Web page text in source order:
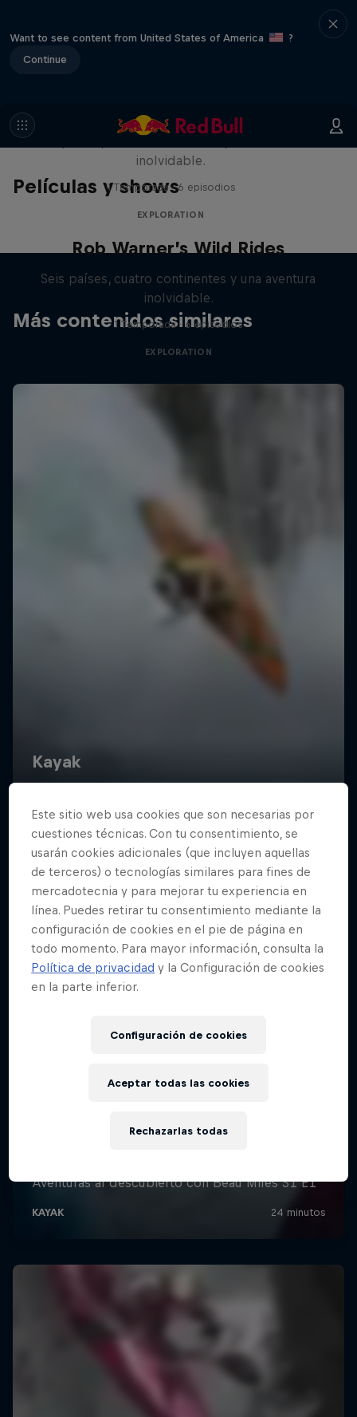
Want to see content from United States of America
?
Continue
Películas y shows
Rob Warner’s Wild Rides
inolvidable.
1 Temporada · 6 episodios
EXPLORATION
Más contenidos similares
Rob Warner’s Wild Rides
Seis países, cuatro continentes y una aventura
inolvidable.
1 Temporada · 6 episodios
EXPLORATION
Este sitio web usa cookies que son necesarias por
cuestiones técnicas. Con tu consentimiento, se
usarán cookies adicionales (que incluyen aquellas
de terceros) o tecnologías similares para fines de
mercadotecnia y para mejorar tu experiencia en
línea. Puedes retirar tu consentimiento mediante la
configuración de cookies en el pie de página en
todo momento. Para mayor información, consulta la
Política de privacidad y la Configuración de cookies
en la parte inferior.
Configuración de cookies
Rechazarlas todas
Aceptar todas las cookies